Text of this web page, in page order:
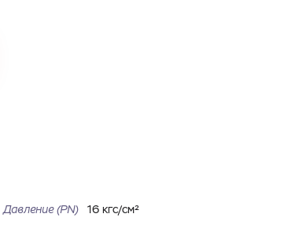
Давление (PN)
16 кгс/см²